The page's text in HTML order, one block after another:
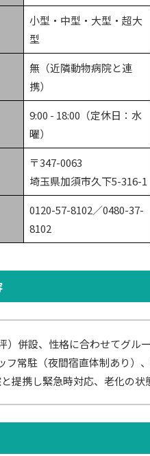
小型・中型・大型・超大
型
無（近隣動物病院と連
携）
9:00 - 18:00（定休日：水
曜）
〒347-0063
埼玉県加須市久下5-316-1
0120-57-8102／0480-37-
8102
）併設、性格に合わせてグル
フ常駐（夜間宿直体制あり）
提携し緊急時対応、老化の